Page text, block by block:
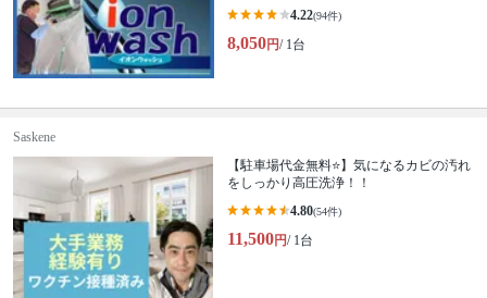
4.22(94件)
8,050円/ 1台
Saskene
【駐車場代金無料⭐️】気になるカビの汚れ
をしっかり高圧洗浄！！
4.80(54件)
11,500円/ 1台